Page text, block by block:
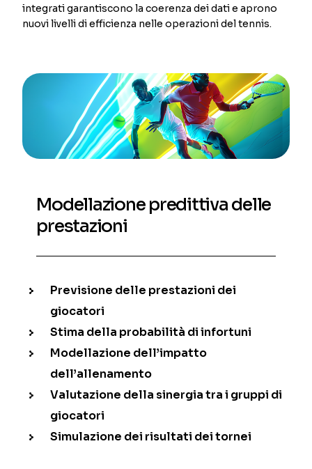
integrati garantiscono la coerenza dei dati e aprono
nuovi livelli di efficienza nelle operazioni del tennis.
Modellazione predittiva delle
prestazioni
Previsione delle prestazioni dei
giocatori
Stima della probabilità di infortuni
Modellazione dell’impatto
dell’allenamento
Valutazione della sinergia tra i gruppi di
giocatori
Simulazione dei risultati dei tornei